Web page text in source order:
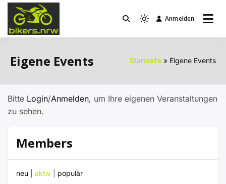
Zum
Inhalt
springen
Light
mode
to
to
dark)
Anmelden
Eigene Events Startseite Eigene Events
Bitte Login/Anmelden, um Ihre eigenen Veranstaltungen
zu sehen.
Members
neu aktiv populär